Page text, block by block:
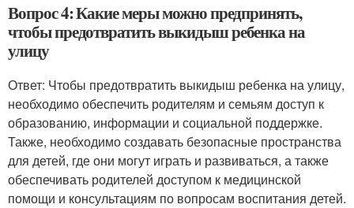
Вопрос 4: Какие меры можно предпринять,
чтобы предотвратить выкидыш ребенка на
улицу
Ответ: Чтобы предотвратить выкидыш ребенка на улицу,
необходимо обеспечить родителям и семьям доступ к
образованию, информации и социальной поддержке.
Также, необходимо создавать безопасные пространства
для детей, где они могут играть и развиваться, а также
обеспечивать родителей доступом к медицинской
помощи и консультациям по вопросам воспитания детей.